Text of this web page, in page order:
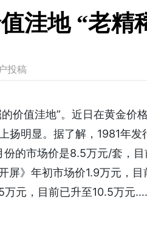
洼地 “老精
投稿
价值洼地”。近日在黄金价
扬明显。据了解，1981年发
的市场价是8.5万元/套，
屏》年初市场价1.9万元，
万元，目前已升至10.5万元